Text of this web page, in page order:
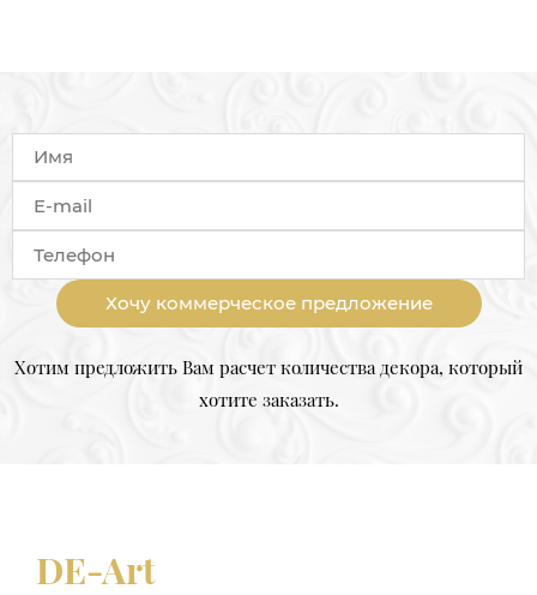
Хочу коммерческое предложение
Хотим предложить Вам расчет количества декора, который
хотите заказать.
DE-Art